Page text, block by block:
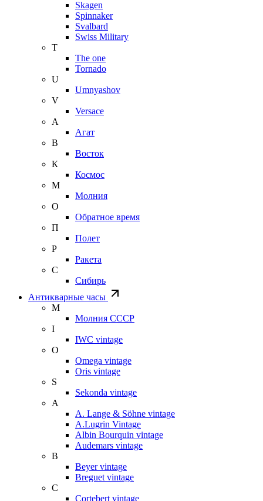
Skagen
Spinnaker
Svalbard
Swiss Military
T
The one
Tornado
U
Umnyashov
V
Versace
А
Агат
В
Восток
К
Космос
М
Молния
О
Обратное время
П
Полет
Р
Ракета
С
Сибирь
Антикварные часы
М
Молния СССР
I
IWC vintage
O
Omega vintage
Oris vintage
S
Sekonda vintage
A
A. Lange & Söhne vintage
A.Lugrin Vintage
Albin Bourquin vintage
Audemars vintage
B
Beyer vintage
Breguet vintage
C
Cortebert vintage